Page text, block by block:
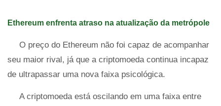
Ethereum enfrenta atraso na atualização da metrópole
O preço do Ethereum não foi capaz de acompanhar
seu maior rival, já que a criptomoeda continua incapaz
de ultrapassar uma nova faixa psicológica.
A criptomoeda está oscilando em uma faixa entre